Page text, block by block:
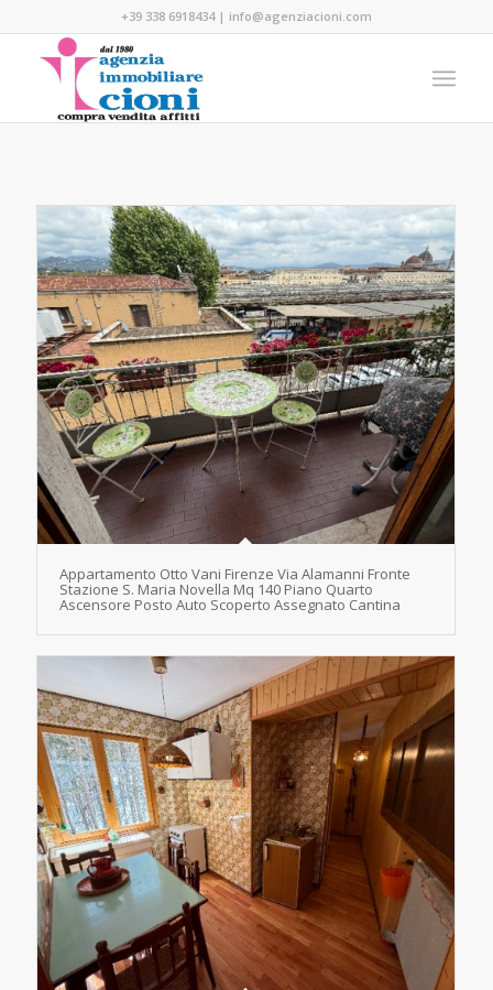
+39 338 6918434| info@agenziacioni.com
Appartamento Otto Vani Firenze Via Alamanni Fronte
Stazione S. Maria Novella Mq 140 Piano Quarto
Ascensore Posto Auto Scoperto Assegnato Cantina